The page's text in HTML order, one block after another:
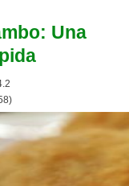
Una
)